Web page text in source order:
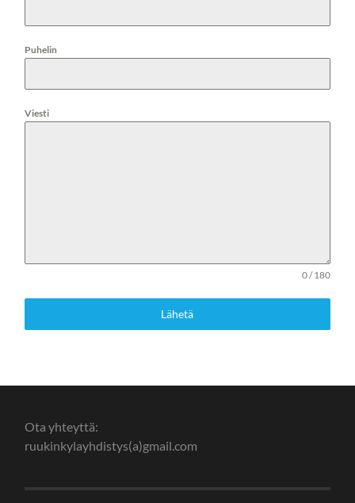
Puhelin
Viesti
0 / 180
Lähetä
Ota yhteyttä:
ruukinkylayhdistys(a)gmail.com